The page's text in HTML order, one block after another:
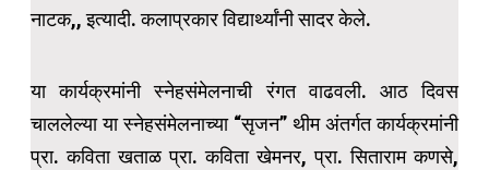
नाटक,, इत्यादी. कलाप्रकार विद्यार्थ्यांनी सादर केले.
या कार्यक्रमांनी स्नेहसंमेलनाची रंगत वाढवली. आठ दिवस
चाललेल्या या स्नेहसंमेलनाच्या “सृजन” थीम अंतर्गत कार्यक्रमांनी
प्रा. कविता खताळ प्रा. कविता खेमनर, प्रा. सिताराम कणसे,